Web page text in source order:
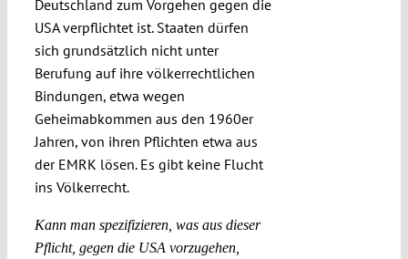
Deutschland zum Vorgehen gegen die
USA verpflichtet ist. Staaten dürfen
sich grundsätzlich nicht unter
Berufung auf ihre völkerrechtlichen
Bindungen, etwa wegen
Geheimabkommen aus den 1960er
Jahren, von ihren Pflichten etwa aus
der EMRK lösen. Es gibt keine Flucht
ins Völkerrecht.
Kann man spezifizieren, was aus dieser
Pflicht, gegen die USA vorzugehen,